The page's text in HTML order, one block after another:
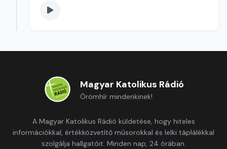
Magyar Katolikus Rádió
Örömhír mindenkinek!
A Magyar Katolikus Rádió küldetése, hogy hiteles
információkkal, értékközvetítő műsorokkal és lelki táplálékkal
szolgálja hallgatóit. Minden nap, 24 órában.